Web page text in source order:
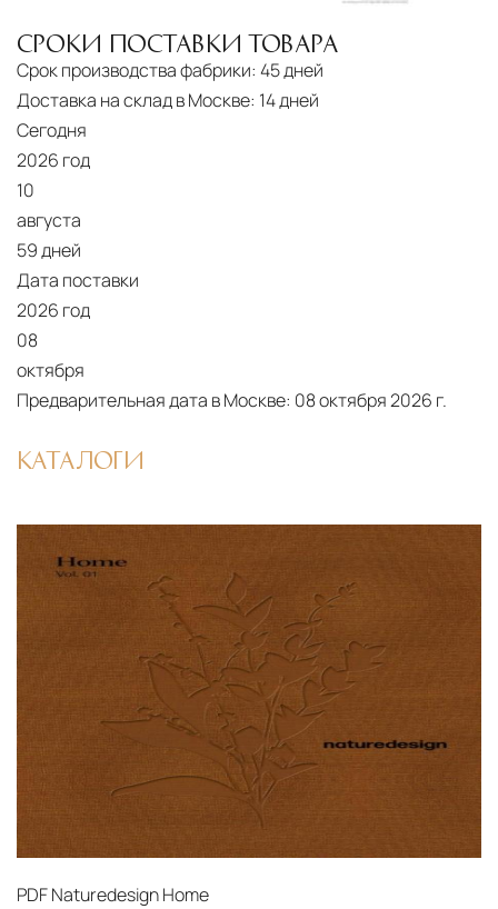
СРОКИ ПОСТАВКИ ТОВАРА
Срок производства фабрики: 45 дней
Доставка на склад в Москве: 14 дней
Сегодня
2026 год
10
августа
59 дней
Дата поставки
2026 год
08
октября
Предварительная дата в Москве: 08 октября 2026 г.
КАТАЛОГИ
PDFNaturedesign Home